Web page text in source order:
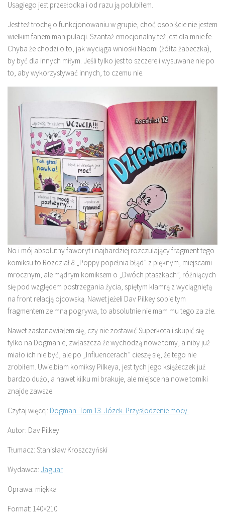
Usagiego jest przesłodka i od razu ją polubiłem.
Jest też trochę o funkcjonowaniu w grupie, choć osobiście nie jestem
wielkim fanem manipulacji. Szantaż emocjonalny też jest dla mnie fe.
Chyba że chodzi o to, jak wyciąga wnioski Naomi (żółta żabeczka),
by być dla innych miłym. Jeśli tylko jest to szczere i wysuwane nie po
to, aby wykorzystywać innych, to czemu nie.
No i mój absolutny faworyt i najbardziej rozczulający fragment tego
komiksu to Rozdział 8 „Poppy popełnia błąd” z pięknym, miejscami
mrocznym, ale mądrym komiksem o „Dwóch ptaszkach”, różniących
się pod względem postrzegania życia, spiętym klamrą z wyciągniętą
na front relacją ojcowską. Nawet jeżeli Dav Pilkey sobie tym
fragmentem ze mną pogrywa, to absolutnie nie mam mu tego za złe.
Nawet zastanawiałem się, czy nie zostawić Superkota i skupić się
tylko na Dogmanie, zwłaszcza że wychodzą nowe tomy, a niby już
miało ich nie być, ale po „Influencerach” cieszę się, że tego nie
zrobiłem. Uwielbiam komiksy Pilkeya, jest tych jego książeczek już
bardzo dużo, a nawet kilku mi brakuje, ale miejsce na nowe tomiki
znajdę zawsze.
Czytaj więcej: Dogman. Tom 13. Józek. Przysłodzenie mocy.
Autor: Dav Pilkey
Tłumacz: Stanisław Kroszczyński
Wydawca: Jaguar
Oprawa: miękka
Format: 140×210